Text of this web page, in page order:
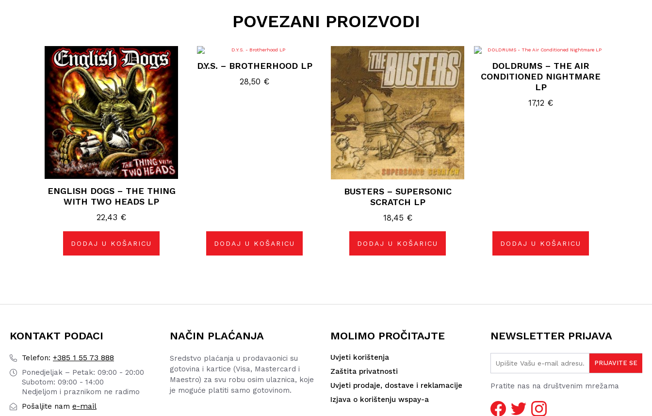
POVEZANI PROIZVODI
ENGLISH DOGS – THE THING
WITH TWO HEADS LP
22,43 €
DODAJ U KOŠARICU
D.Y.S. – BROTHERHOOD LP
28,50 €
DODAJ U KOŠARICU
BUSTERS – SUPERSONIC
SCRATCH LP
18,45 €
DODAJ U KOŠARICU
DOLDRUMS – THE AIR
CONDITIONED NIGHTMARE
LP
17,12 €
DODAJ U KOŠARICU
KONTAKT PODACI
Telefon: +385 1 55 73 888
Ponedjeljak – Petak: 09:00 - 20:00
Subotom: 09:00 - 14:00
Nedjeljom i praznikom ne radimo
Pošaljite nam e-mail
NAČIN PLAĆANJA
Sredstvo plaćanja u prodavaonici su
gotovina i kartice (Visa, Mastercard i
Maestro) za svu robu osim ulaznica, koje
je moguće platiti samo gotovinom.
MOLIMO PROČITAJTE
Uvjeti korištenja
Zaštita privatnosti
Uvjeti prodaje, dostave i reklamacije
Izjava o korištenju wspay-a
NEWSLETTER PRIJAVA
Pratite nas na društvenim mrežama